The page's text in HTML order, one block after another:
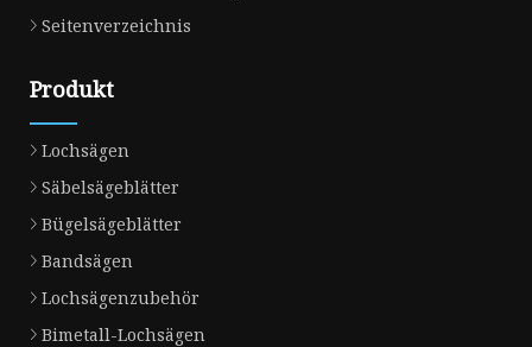
Seitenverzeichnis
Produkt
Lochsägen
Säbelsägeblätter
Bügelsägeblätter
Bandsägen
Lochsägenzubehör
Bimetall-Lochsägen